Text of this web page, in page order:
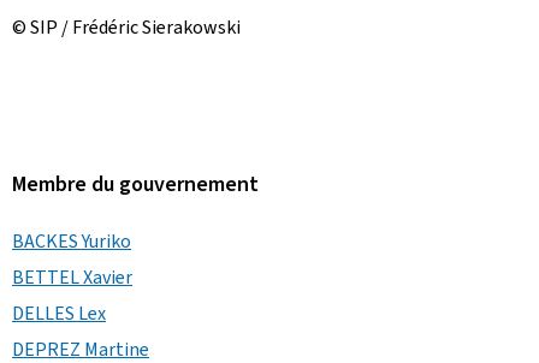
© SIP / Frédéric Sierakowski
Membre du gouvernement
BACKES Yuriko
BETTEL Xavier
DELLES Lex
DEPREZ Martine